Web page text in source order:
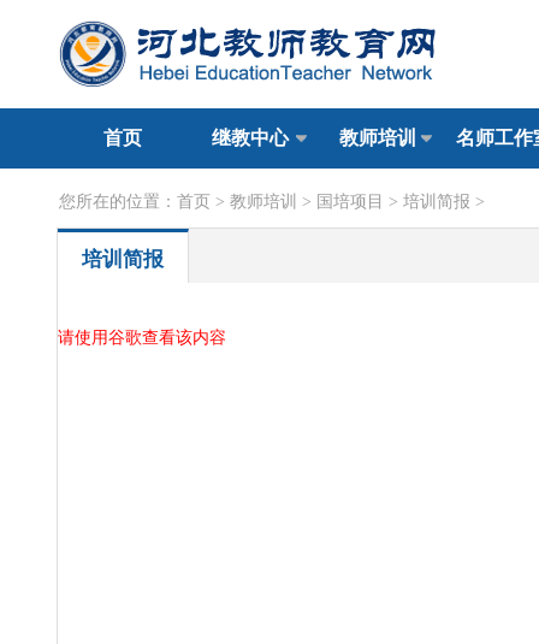
首页 继教中心 教师培训 名师工作
您所在的位置： 首页 > 教师培训 > 国培项目 > 培训简报 >
培训简报
请使用谷歌查看该内容